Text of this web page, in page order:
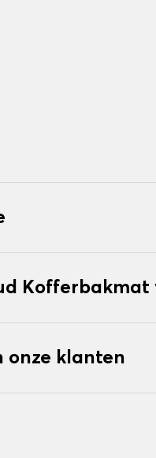
Kofferbakmat
onze klanten